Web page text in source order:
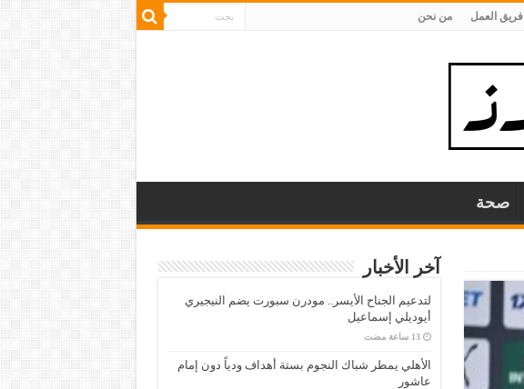
فريق العمل من نحن
صحة
آخر الأخبار
لتدعيم الجناح الأيسر.. مودرن سبورت يضم النيجيري
أيوديلي إسماعيل
‏13 ساعة مضت
الأهلي يمطر شباك النجوم بستة أهداف ودياً دون إمام
عاشور